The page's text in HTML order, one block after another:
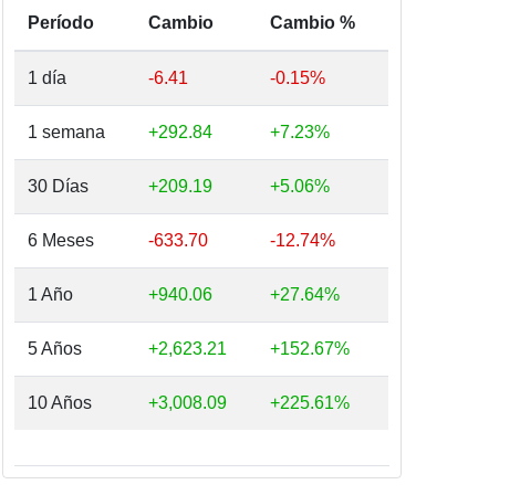
Período Cambio Cambio %
1 día -6.41 -0.15%
1 semana +292.84 +7.23%
30 Días +209.19 +5.06%
6 Meses -633.70 -12.74%
1 Año +940.06 +27.64%
5 Años +2,623.21 +152.67%
10 Años +3,008.09 +225.61%